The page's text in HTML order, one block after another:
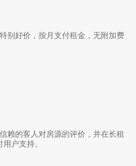
别好价，按月支付租金，无附加费
赖的客人对房源的评价，并在长租
户支持。